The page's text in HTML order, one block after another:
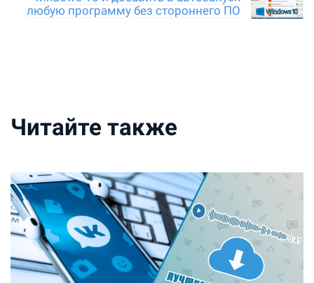
любую программу без стороннего ПО
Читайте также